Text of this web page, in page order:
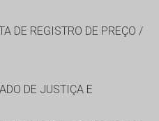
DE REGISTRO DE PREÇO /
DE JUSTIÇA E